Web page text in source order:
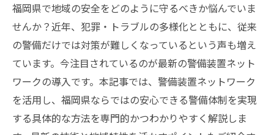
福岡県で地域の安全をどのように守るべきか悩んでいま
せんか？近年、犯罪・トラブルの多様化とともに、従来
の警備だけでは対策が難しくなっているという声も増え
ています。今注目されているのが最新の警備装置ネット
ワークの導入です。本記事では、警備装置ネットワーク
を活用し、福岡県ならではの安心できる警備体制を実現
する具体的な方法を専門的かつわかりやすく解説しま